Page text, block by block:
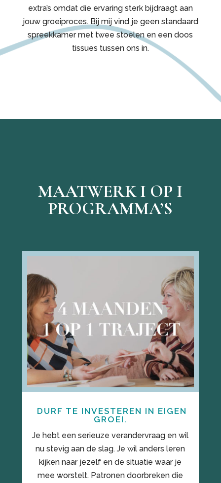
extra’s omdat die ervaring sterk bijdraagt aan
jouw groeiproces. Bij mij vind je geen standaard
spreekkamer met twee stoelen en een doos
tissues tussen ons in.
MAATWERK I OP I
PROGRAMMA’S
DURF TE INVESTEREN IN EIGEN
GROEI.
Je hebt een serieuze verandervraag en wil
nu stevig aan de slag. Je wil anders leren
kijken naar jezelf en de situatie waar je
mee worstelt. Patronen doorbreken die